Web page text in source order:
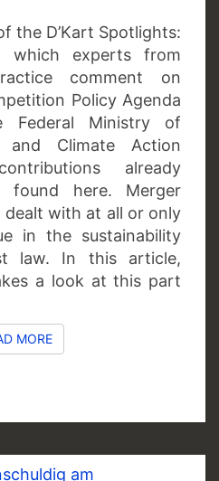
the D’Kart Spotlights:
which experts from
comment on
Policy Agenda
Federal Ministry of
and Climate Action
already
found here. Merger
with at all or only
in the sustainability
law. In this article,
a look at this part
MOREREAD MORE